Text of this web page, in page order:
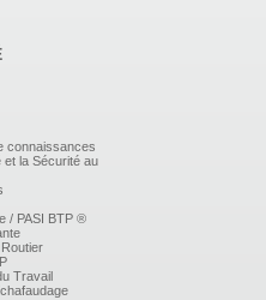
du soignant.
« bien faire » sans réelle
et l'équipe.
du soignant.
de paroles pour les
connaissances
et la Sécurité au
/ PASI BTP ®
Travail